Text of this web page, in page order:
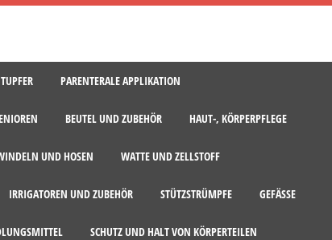
PARENTERALE APPLIKATION
BEUTEL UND ZUBEHÖR HAUT-, KÖRPERPFLEGE
UND HOSEN WATTE UND ZELLSTOFF
IRRIGATOREN UND ZUBEHÖR STÜTZSTRÜMPFE GEFÄSSE
SCHUTZ UND HALT VON KÖRPERTEILEN